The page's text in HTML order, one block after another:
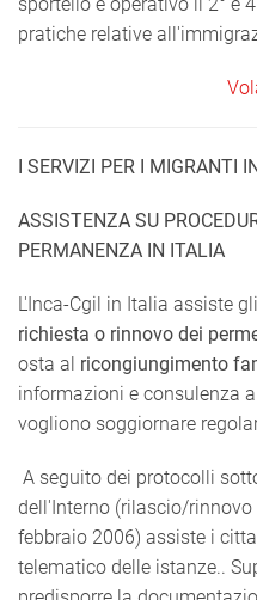
pratiche relative
I SERVIZI PER I MIGRANTI
ASSISTENZA SU
PERMANENZA IN ITALIA
L'Inca-Cgil in Italia assiste
richiesta o rinnovo dei
osta al ricongiungimento
informazioni e consulenza
vogliono soggiornare
A seguito dei protocolli
dell'Interno (rilascio/
febbraio 2006) assiste i
telematico delle istanze..